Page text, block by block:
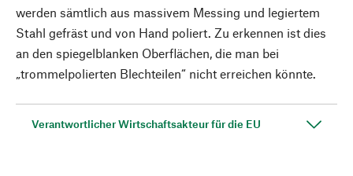
werden sämtlich aus massivem Messing und legiertem
Stahl gefräst und von Hand poliert. Zu erkennen ist dies
an den spiegelblanken Oberflächen, die man bei
„trommelpolierten Blechteilen“ nicht erreichen könnte.
Verantwortlicher Wirtschaftsakteur für die EU